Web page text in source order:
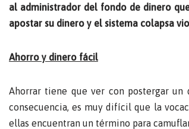
al administrador del fondo de dinero
apostar su dinero y el sistema colapsa
Ahorro y dinero fácil
Ahorrar tiene que ver con postergar un
consecuencia, es muy difícil que la
ellas encuentran un término para